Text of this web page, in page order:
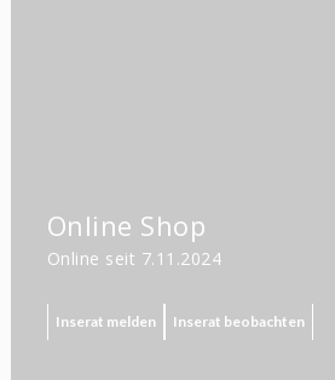
Online Shop
Online seit 7.11.2024
Inserat melden Inserat beobachten